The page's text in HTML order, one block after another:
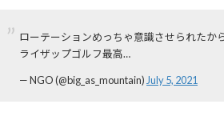
ローテーションめっちゃ意識させられた
ライザップゴルフ最高…
— NGO (@big_as_mountain)July 5, 2021